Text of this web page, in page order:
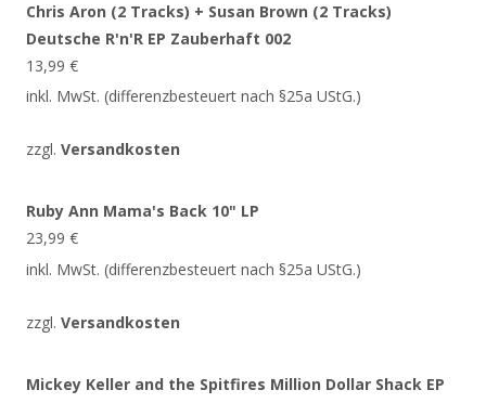
Chris Aron (2 Tracks) + Susan Brown (2 Tracks)
Deutsche R'n'R EP Zauberhaft 002
13,99 €
inkl. MwSt. (differenzbesteuert nach §25a UStG.)
zzgl. Versandkosten
Ruby Ann Mama's Back 10" LP
23,99 €
inkl. MwSt. (differenzbesteuert nach §25a UStG.)
zzgl. Versandkosten
Mickey Keller and the Spitfires Million Dollar Shack EP